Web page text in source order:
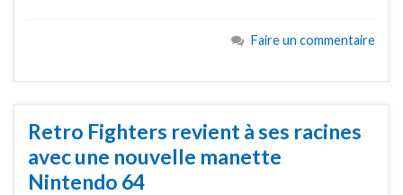
Faire un commentaire
Retro Fighters revient à ses racines
avec une nouvelle manette
Nintendo 64